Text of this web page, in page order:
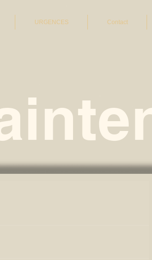
URGENCES Contact